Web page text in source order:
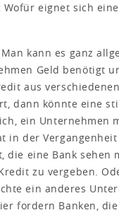
Wofür eignet sich
Man kann es ganz
Geld benötigt
aus
dann könnte eine
ein Unternehmen
in der
die eine Bank sehen
zu vergeben.
ein anderes
fordern Banken,